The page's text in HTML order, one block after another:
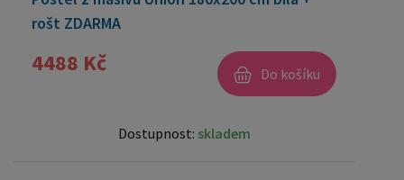
rošt ZDARMA
4488 Kč Do košíku
Dostupnost: skladem